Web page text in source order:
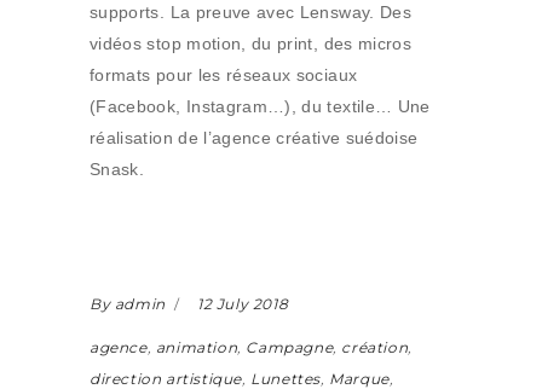
supports. La preuve avec Lensway. Des
vidéos stop motion, du print, des micros
formats pour les réseaux sociaux
(Facebook, Instagram…), du textile… Une
réalisation de l’agence créative suédoise
Snask.
By admin 12 July 2018
agence, animation Campagne, création
direction artistique Lunettes Marque,